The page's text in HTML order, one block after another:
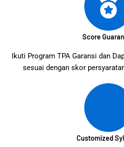
Score
Ikuti Program TPA Garansi dan
sesuai dengan skor
Customized